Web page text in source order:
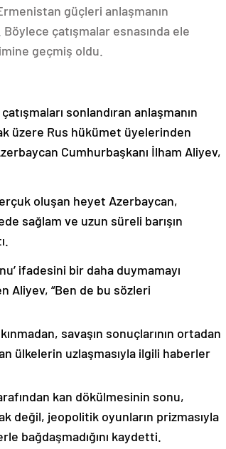
güçleri anlaşmanın
çatışmalar esnasında ele
geçmiş oldu.
sonlandıran anlaşmanın
üzere Rus hükümet üyelerinden
Cumhurbaşkanı İlham Aliyev,
oluşan heyet Azerbaycan,
sağlam ve uzun süreli barışın
ifadesini bir daha duymamayı
Aliyev, “Ben de bu sözleri
savaşın sonuçlarının ortadan
ülkelerin uzlaşmasıyla ilgili haberler
kan dökülmesinin sonu,
değil, jeopolitik oyunların prizmasıyla
bağdaşmadığını kaydetti.